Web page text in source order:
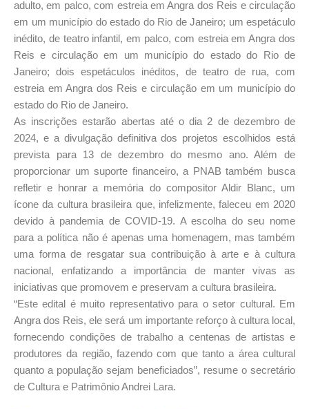
adulto, em palco, com estreia em Angra dos Reis e circulação
em um município do estado do Rio de Janeiro; um espetáculo
inédito, de teatro infantil, em palco, com estreia em Angra dos
Reis e circulação em um município do estado do Rio de
Janeiro; dois espetáculos inéditos, de teatro de rua, com
estreia em Angra dos Reis e circulação em um município do
estado do Rio de Janeiro.
As inscrições estarão abertas até o dia 2 de dezembro de
2024, e a divulgação definitiva dos projetos escolhidos está
prevista para 13 de dezembro do mesmo ano. Além de
proporcionar um suporte financeiro, a PNAB também busca
refletir e honrar a memória do compositor Aldir Blanc, um
ícone da cultura brasileira que, infelizmente, faleceu em 2020
devido à pandemia de COVID-19. A escolha do seu nome
para a política não é apenas uma homenagem, mas também
uma forma de resgatar sua contribuição à arte e à cultura
nacional, enfatizando a importância de manter vivas as
iniciativas que promovem e preservam a cultura brasileira.
“Este edital é muito representativo para o setor cultural. Em
Angra dos Reis, ele será um importante reforço à cultura local,
fornecendo condições de trabalho a centenas de artistas e
produtores da região, fazendo com que tanto a área cultural
quanto a população sejam beneficiados”, resume o secretário
de Cultura e Patrimônio Andrei Lara.